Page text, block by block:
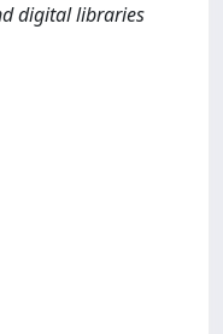
digital libraries